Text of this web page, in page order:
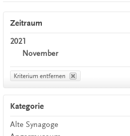
Zeitraum
2021
November
Kriterium entfernen
Kategorie
Alte Synagoge